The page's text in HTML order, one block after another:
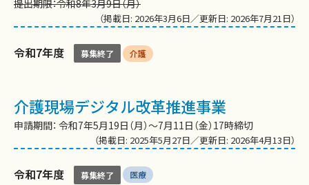
提出期限：令和8年3月9日（月）
（掲載日: 2026年3月6日／更新日: 2026年7月21日）
令和7年度 募集終了 介護
介護現場デジタル改革推進事業
申請期間： 令和7年5月19日（月）～7月11日（金）17時締切
（掲載日: 2025年5月27日／更新日: 2026年4月13日）
令和7年度 募集終了 医療